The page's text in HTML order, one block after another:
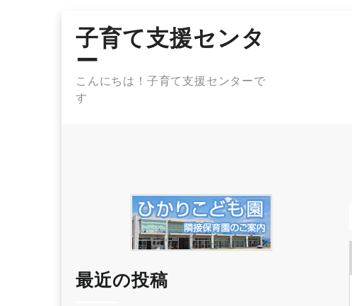
content
子育て支援センタ
ー
こんにちは！子育て支援センターで
す
最近の投稿